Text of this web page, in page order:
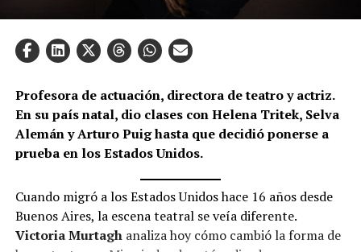
Profesora de actuación, directora de teatro y actriz.
En su país natal, dio clases con Helena Tritek, Selva
Alemán y Arturo Puig hasta que decidió ponerse a
prueba en los Estados Unidos.
Cuando migró a los Estados Unidos hace 16 años desde
Buenos Aires, la escena teatral se veía diferente.
Victoria Murtaghanaliza hoy cómo cambió la forma de